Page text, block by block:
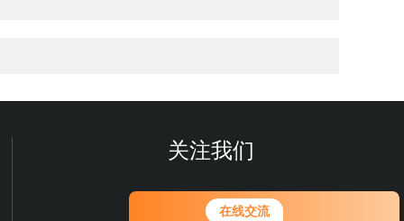
在线交流
关注我们